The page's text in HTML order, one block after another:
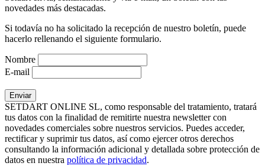
novedades más destacadas.
Si todavía no ha solicitado la recepción de nuestro boletín, puede
hacerlo rellenando el siguiente formulario.
Nombre
E-mail
SETDART ONLINE SL, como responsable del tratamiento, tratará
tus datos con la finalidad de remitirte nuestra newsletter con
novedades comerciales sobre nuestros servicios. Puedes acceder,
rectificar y suprimir tus datos, así como ejercer otros derechos
consultando la información adicional y detallada sobre protección de
datos en nuestra política de privacidad.